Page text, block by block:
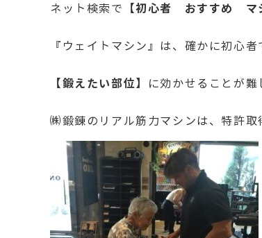
ネット検索で 【初心者 おすすめ マ
『ウェイトマシン』は、確かに初心
【鍛えたい部位】 に効かせることが難
㈱鍛錬のリアル筋力マシンは、特許